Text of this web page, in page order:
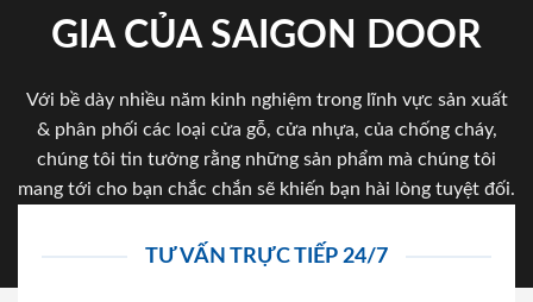
GIA CỦA SAIGON DOOR
Với bề dày nhiều năm kinh nghiệm trong lĩnh vực sản xuất
& phân phối các loại cửa gỗ, cửa nhựa, của chống cháy,
chúng tôi tin tưởng rằng những sản phẩm mà chúng tôi
mang tới cho bạn chắc chắn sẽ khiến bạn hài lòng tuyệt đối.
TƯ VẤN TRỰC TIẾP 24/7